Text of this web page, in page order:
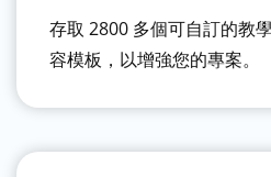
存取 2800 多個可自訂的教
容模板，以增強您的專案。